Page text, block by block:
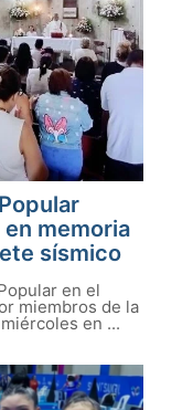
memoria
sísmico
en el
miembros de la
en ...